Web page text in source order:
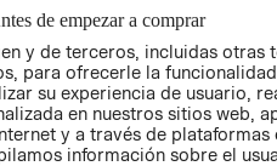
CONDICIONES
AVISO DE
PRIVACIDAD
GIFT CARD
AVISO DE
de empezar a comprar
y de terceros, incluidas otras
para ofrecerle la
su experiencia de usuario,
en nuestros sitios web,
y a través de plataformas
información sobre el